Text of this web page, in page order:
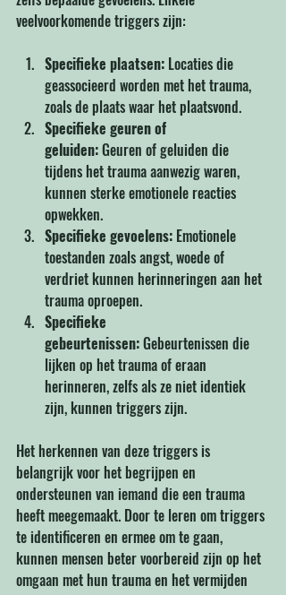
veelvoorkomende triggers zijn:
Specifieke plaatsen: Locaties die
geassocieerd worden met het trauma,
zoals de plaats waar het plaatsvond.
Specifieke geuren of
geluiden: Geuren of geluiden die
tijdens het trauma aanwezig waren,
kunnen sterke emotionele reacties
opwekken.
Specifieke gevoelens: Emotionele
toestanden zoals angst, woede of
verdriet kunnen herinneringen aan het
trauma oproepen.
Specifieke
gebeurtenissen: Gebeurtenissen die
lijken op het trauma of eraan
herinneren, zelfs als ze niet identiek
zijn, kunnen triggers zijn.
Het herkennen van deze triggers is
belangrijk voor het begrijpen en
ondersteunen van iemand die een trauma
heeft meegemaakt. Door te leren om triggers
te identificeren en ermee om te gaan,
kunnen mensen beter voorbereid zijn op het
omgaan met hun trauma en het vermijden